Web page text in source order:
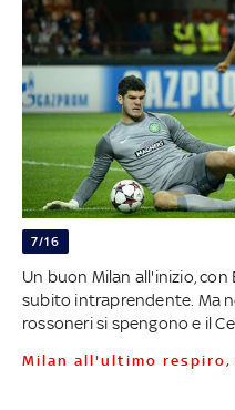
7/16
Un buon Milan all'inizio,
subito intraprendente. Ma
rossoneri si spengono e il
Milan all'ultimo